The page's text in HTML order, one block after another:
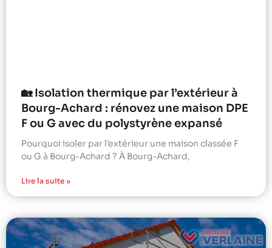
🏡 Isolation thermique par l’extérieur à
Bourg-Achard : rénovez une maison DPE
F ou G avec du polystyrène expansé
Pourquoi isoler par l’extérieur une maison classée F
ou G à Bourg-Achard ? À Bourg-Achard,
Lire la suite »